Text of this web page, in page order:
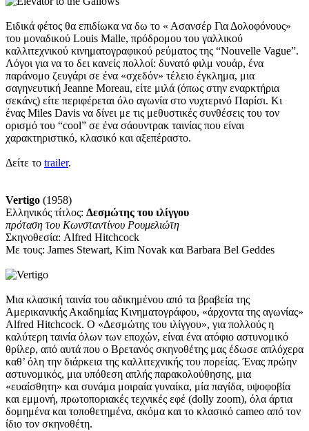
Ειδικά φέτος θα επιδίωκα να δω το « Ασανσέρ Για Δολοφόνους»
του μοναδικού Louis Malle, πρόδρομου του γαλλικού
καλλιτεχνικού κινηματογραφικού ρεύματος της “Nouvelle Vague”.
Λόγοι για να το δει κανείς πολλοί: δυνατό φιλμ νουάρ, ένα
παράνομο ζευγάρι σε ένα «σχεδόν» τέλειο έγκλημα, μια
σαγηνευτική Jeanne Moreau, είτε μιλά (όπως στην εναρκτήρια
σεκάνς) είτε περιφέρεται όλο αγωνία στο νυχτερινό Παρίσι. Κι
ένας Miles Davis να δίνει με τις μεθυστικές συνθέσεις του τον
ορισμό του “cool” σε ένα σάουντρακ ταινίας που είναι
χαρακτηριστικό, κλασικό και αξεπέραστο.
Δείτε το trailer.
Vertigo (1958)
Ελληνικός τίτλος: Δεσμώτης του ιλίγγου
πρόταση του Κωνσταντίνου Ρουμελιώτη
Σκηνοθεσία: Alfred Hitchcock
Με τους: James Stewart, Kim Novak και Barbara Bel Geddes
Μια κλασική ταινία του αδικημένου από τα βραβεία της
Αμερικανικής Ακαδημίας Κινηματογράφου, «άρχοντα της αγωνίας»
Alfred Hitchcock. Ο «Δεσμώτης του ιλίγγου», για πολλούς η
καλύτερη ταινία όλων των εποχών, είναι ένα ατόφιο αστυνομικό
θρίλερ, από αυτά που ο Βρετανός σκηνοθέτης μας έδωσε απλόχερα
καθ’ όλη την διάρκεια της καλλιτεχνικής του πορείας. Ένας πρώην
αστυνομικός, μια υπόθεση απλής παρακολούθησης, μια
«ευαίσθητη» και συνάμα μοιραία γυναίκα, μία παγίδα, υψοφοβία
και εμμονή, πρωτοποριακές τεχνικές εφέ (dolly zoom), όλα άρτια
δομημένα και τοποθετημένα, ακόμα και το κλασικό cameo από τον
ίδιο τον σκηνοθέτη.